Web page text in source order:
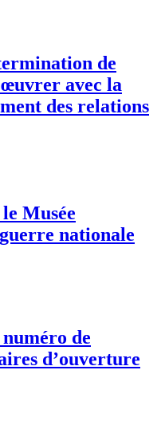
de
avec la
des relations
Musée
nationale
de
d’ouverture